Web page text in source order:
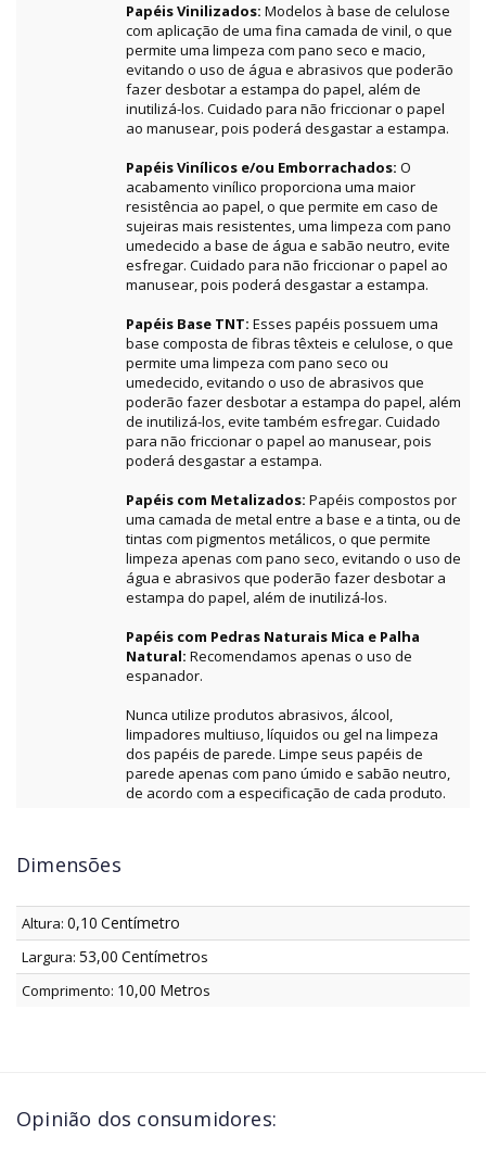
Papéis Vinilizados: Modelos à base de celulose
com aplicação de uma fina camada de vinil, o que
permite uma limpeza com pano seco e macio,
evitando o uso de água e abrasivos que poderão
fazer desbotar a estampa do papel, além de
inutilizá-los. Cuidado para não friccionar o papel
ao manusear, pois poderá desgastar a estampa.
Papéis Vinílicos e/ou Emborrachados: O
acabamento vinílico proporciona uma maior
resistência ao papel, o que permite em caso de
sujeiras mais resistentes, uma limpeza com pano
umedecido a base de água e sabão neutro, evite
esfregar. Cuidado para não friccionar o papel ao
manusear, pois poderá desgastar a estampa.
Papéis Base TNT: Esses papéis possuem uma
base composta de fibras têxteis e celulose, o que
permite uma limpeza com pano seco ou
umedecido, evitando o uso de abrasivos que
poderão fazer desbotar a estampa do papel, além
de inutilizá-los, evite também esfregar. Cuidado
para não friccionar o papel ao manusear, pois
poderá desgastar a estampa.
Papéis com Metalizados: Papéis compostos por
uma camada de metal entre a base e a tinta, ou de
tintas com pigmentos metálicos, o que permite
limpeza apenas com pano seco, evitando o uso de
água e abrasivos que poderão fazer desbotar a
estampa do papel, além de inutilizá-los.
Papéis com Pedras Naturais Mica e Palha
Natural: Recomendamos apenas o uso de
espanador.
Nunca utilize produtos abrasivos, álcool,
limpadores multiuso, líquidos ou gel na limpeza
dos papéis de parede. Limpe seus papéis de
parede apenas com pano úmido e sabão neutro,
de acordo com a especificação de cada produto.
Dimensões
Altura: 0,10 Centímetro
Largura: 53,00 Centímetros
Comprimento: 10,00 Metros
Opinião dos consumidores: